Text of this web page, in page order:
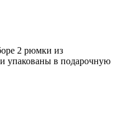
2 рюмки из
упакованы в подарочную